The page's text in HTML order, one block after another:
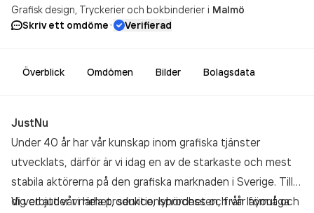
Grafisk design Tryckerier och bokbinderier i Malmö
Skriv ett omdöme· Verifierad
Överblick Omdömen Bilder Bolagsdata
JustNu
Under 40 år har vår kunskap inom grafiska tjänster
utvecklats, därför är vi idag en av de starkaste och mest
stabila aktörerna på den grafiska marknaden i Sverige. Till
dig erbjuder vi hela produktionsprocessen, från layout och
Vi vet att vår närhet, service, lyhördhet och vår förmåga